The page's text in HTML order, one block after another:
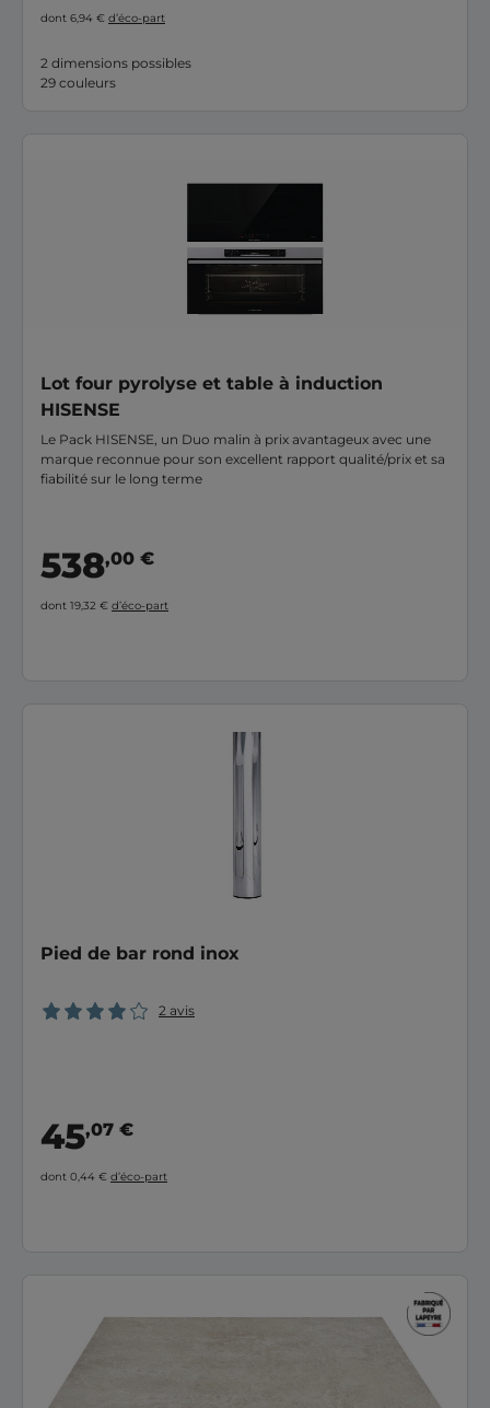
dont 6,94 € d’éco-part
2 dimensions possibles
29 couleurs
Lot four pyrolyse et table à induction
HISENSE
Le Pack HISENSE, un Duo malin à prix avantageux avec une
marque reconnue pour son excellent rapport qualité/prix et sa
fiabilité sur le long terme
538,00 €
dont 19,32 € d’éco-part
Pied de bar rond inox
2 avis
45,07 €
dont 0,44 € d’éco-part